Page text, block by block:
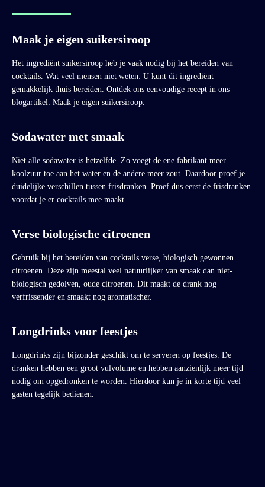
Maak je eigen suikersiroop
Het ingrediënt suikersiroop heb je vaak nodig bij het bereiden van
cocktails. Wat veel mensen niet weten: U kunt dit ingrediënt
gemakkelijk thuis bereiden. Ontdek ons eenvoudige recept in ons
blogartikel: Maak je eigen suikersiroop.
Sodawater met smaak
Niet alle sodawater is hetzelfde. Zo voegt de ene fabrikant meer
koolzuur toe aan het water en de andere meer zout. Daardoor proef je
duidelijke verschillen tussen frisdranken. Proef dus eerst de frisdranken
voordat je er cocktails mee maakt.
Verse biologische citroenen
Gebruik bij het bereiden van cocktails verse, biologisch gewonnen
citroenen. Deze zijn meestal veel natuurlijker van smaak dan niet-
biologisch gedolven, oude citroenen. Dit maakt de drank nog
verfrissender en smaakt nog aromatischer.
Longdrinks voor feestjes
Longdrinks zijn bijzonder geschikt om te serveren op feestjes. De
dranken hebben een groot vulvolume en hebben aanzienlijk meer tijd
nodig om opgedronken te worden. Hierdoor kun je in korte tijd veel
gasten tegelijk bedienen.